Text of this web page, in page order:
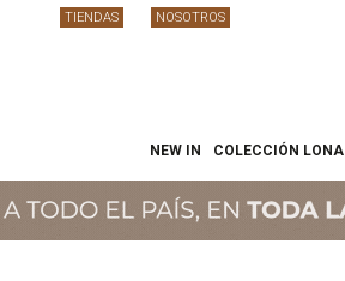
NEW IN COLECCIÓN LONA
TIENDAS NOSOTROS